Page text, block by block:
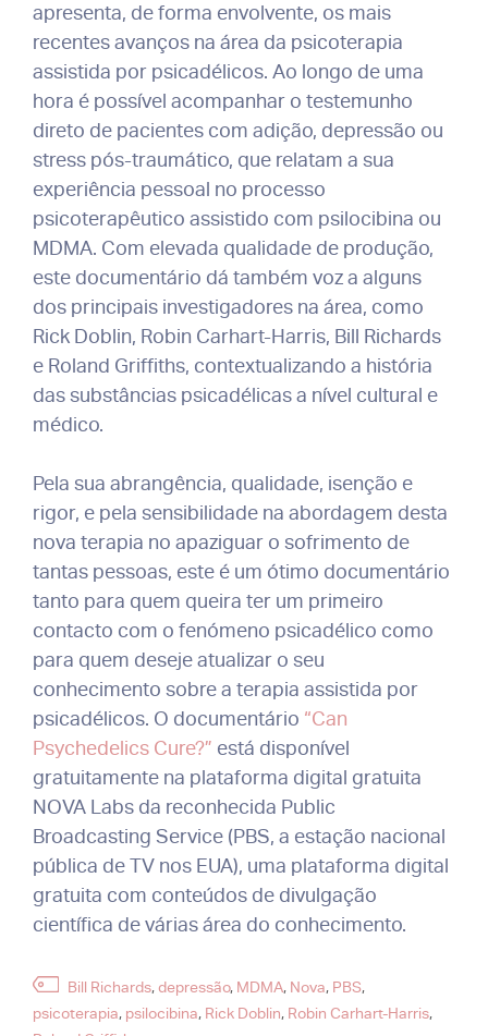
apresenta, de forma envolvente, os mais
recentes avanços na área da psicoterapia
assistida por psicadélicos. Ao longo de uma
hora é possível acompanhar o testemunho
direto de pacientes com adição, depressão ou
stress pós-traumático, que relatam a sua
experiência pessoal no processo
psicoterapêutico assistido com psilocibina ou
MDMA. Com elevada qualidade de produção,
este documentário dá também voz a alguns
dos principais investigadores na área, como
Rick Doblin, Robin Carhart-Harris, Bill Richards
e Roland Griffiths, contextualizando a história
das substâncias psicadélicas a nível cultural e
médico.
Pela sua abrangência, qualidade, isenção e
rigor, e pela sensibilidade na abordagem desta
nova terapia no apaziguar o sofrimento de
tantas pessoas, este é um ótimo documentário
tanto para quem queira ter um primeiro
contacto com o fenómeno psicadélico como
para quem deseje atualizar o seu
conhecimento sobre a terapia assistida por
psicadélicos. O documentário “Can
Psychedelics Cure?” está disponível
gratuitamente na plataforma digital gratuita
NOVA Labs da reconhecida Public
Broadcasting Service (PBS, a estação nacional
pública de TV nos EUA), uma plataforma digital
gratuita com conteúdos de divulgação
científica de várias área do conhecimento.
Etiquetas
Bill Richards,depressão, MDMA, Nova, PBS,
psicoterapia, psilocibina, Rick Doblin, Robin Carhart-Harris,